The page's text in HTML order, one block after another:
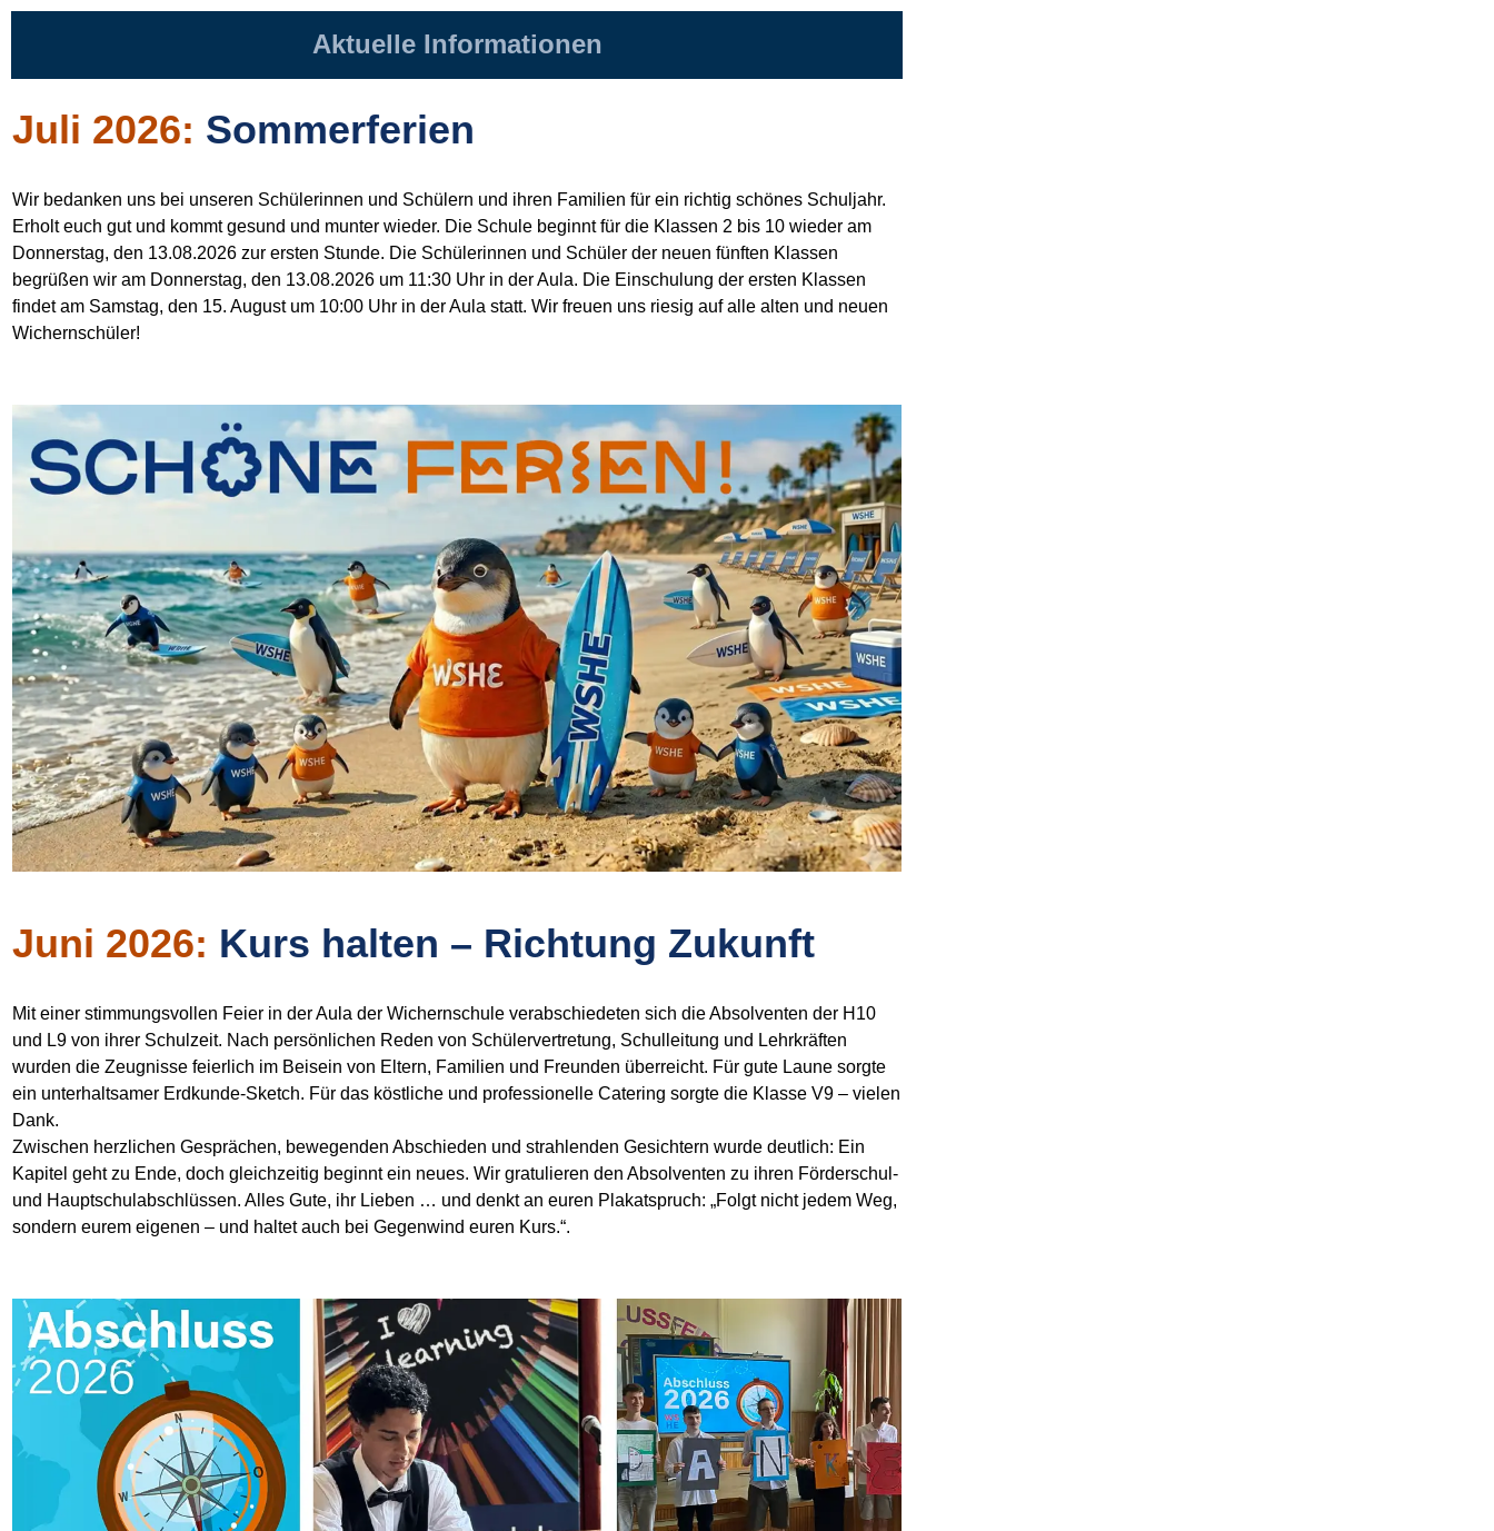
Aktuelle Informationen
Juli 2026: Sommerferien
Wir bedanken uns bei unseren Schülerinnen und Schülern und ihren Familien für ein richtig schönes Schuljahr.
Erholt euch gut und kommt gesund und munter wieder. Die Schule beginnt für die Klassen 2 bis 10 wieder am
Donnerstag, den 13.08.2026 zur ersten Stunde. Die Schülerinnen und Schüler der neuen fünften Klassen
begrüßen wir am Donnerstag, den 13.08.2026 um 11:30 Uhr in der Aula. Die Einschulung der ersten Klassen
findet am Samstag, den 15. August um 10:00 Uhr in der Aula statt. Wir freuen uns riesig auf alle alten und neuen
Wichernschüler!
Juni 2026: Kurs halten – Richtung Zukunft
Mit einer stimmungsvollen Feier in der Aula der Wichernschule verabschiedeten sich die Absolventen der H10
und L9 von ihrer Schulzeit. Nach persönlichen Reden von Schülervertretung, Schulleitung und Lehrkräften
wurden die Zeugnisse feierlich im Beisein von Eltern, Familien und Freunden überreicht. Für gute Laune sorgte
ein unterhaltsamer Erdkunde-Sketch. Für das köstliche und professionelle Catering sorgte die Klasse V9 – vielen
Dank.
Zwischen herzlichen Gesprächen, bewegenden Abschieden und strahlenden Gesichtern wurde deutlich: Ein
Kapitel geht zu Ende, doch gleichzeitig beginnt ein neues. Wir gratulieren den Absolventen zu ihren Förderschul-
und Hauptschulabschlüssen. Alles Gute, ihr Lieben … und denkt an euren Plakatspruch: „Folgt nicht jedem Weg,
sondern eurem eigenen – und haltet auch bei Gegenwind euren Kurs.“.